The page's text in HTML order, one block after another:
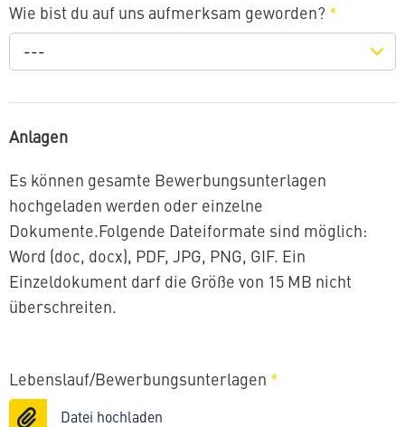
Wie bist du auf uns aufmerksam geworden? *
---
Anlagen
Es können gesamte Bewerbungsunterlagen
hochgeladen werden oder einzelne
Dokumente.Folgende Dateiformate sind möglich:
Word (doc, docx), PDF, JPG, PNG, GIF. Ein
Einzeldokument darf die Größe von 15 MB nicht
überschreiten.
Lebenslauf/Bewerbungsunterlagen *
Datei hochladen